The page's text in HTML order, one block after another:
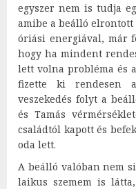
egyszer nem is tudja
amibe a beálló
óriási energiával, már
hogy ha mindent
lett volna probléma és
fizette ki rendesen
veszekedés folyt a
és Tamás
családtól kapott és
oda lett.
A beálló valóban nem
laikus szemem is